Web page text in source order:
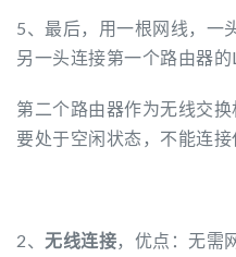
5、最后，用一根网线，一
另一头连接第一个路由器的
第二个路由器作为无线交
要处于空闲状态，不能连接
2、 无线连接，优点：无需